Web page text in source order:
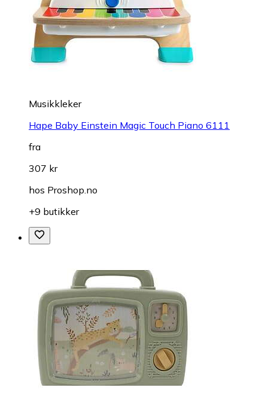
Musikkleker
Hape Baby Einstein Magic Touch Piano 6111
fra
307 kr
hos Proshop.no
+9 butikker